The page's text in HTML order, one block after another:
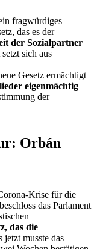
fragwürdiges
das es der
der Sozialpartner
sich aus
Gesetz ermächtigt
eigenmächtig
der
Orbán
Krise für die
das Parlament
das die
jetzt musste das